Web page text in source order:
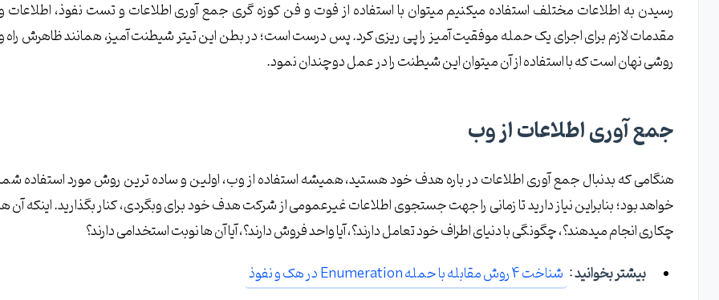
رسیدن به اطلاعات مختلف استفاده میکنیم میتوان با استفاده از فوت و فن کوزه گری جمع آوری اطلاعات و تست نفوذ، اطلاعات
مقدمات لازم برای اجرای یک حمله موفقیت آمیز را پی ریزی کرد. پس درست است؛ در بطن این تیتر شیطنت آمیز، همانند ظاهرش راه
روشی نهان است که با استفاده از آن میتوان این شیطنت را در عمل دوچندان نمود.
جمع آوری اطلاعات از وب
هنگامی که بدنبال جمع آوری اطلاعات در باره هدف خود هستید، همیشه استفاده از وب، اولین و ساده ترین روش مورد استفاده
خواهد بود؛ بنابراین نیاز دارید تا زمانی را جهت جستجوی اطلاعات غیرعمومی از شرکت هدف خود برای وبگردی، کنار بگذارید. اینکه آن
چکاری انجام میدهند؟، چگونگی با دنیای اطراف خود تعامل دارند؟، آیا واحد فروش دارند؟، آیا آن ها نوبت استخدامی دارند؟
بیشتر بخوانید: شناخت 4 روش مقابله با حمله Enumeration در هک و نفوذ